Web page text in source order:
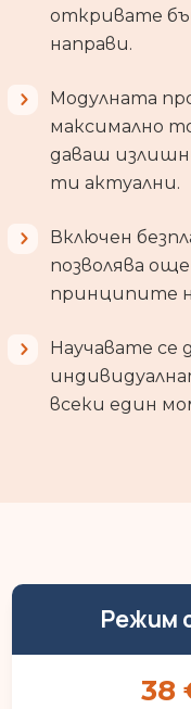
откривате
направи.
Модулната
максимално
даваш
ти актуални.
Включен
позволява
принципите
Научавате се
всеки един
Режим
38